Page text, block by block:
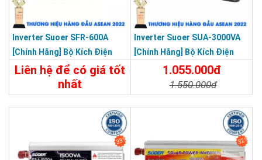
Inverter Suoer SFR-600A
[Chính Hãng] Bộ Kích Điện
Đổi Điện 600W 12V Lên 220V
Chống Ngược Cực
Liên hệ để có giá tốt
nhất
650.000đ
Đặt Mua
Inverter Suoer SUA-3000VA
[Chính Hãng] Bộ Kích Điện
Lên 220V - Máy Kích Điện
Sóng Sin Mô Phỏng
1.055.000đ
1.550.000đ
33% 32%